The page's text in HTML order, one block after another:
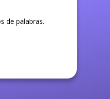
de palabras.